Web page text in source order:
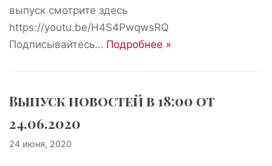
выпуск смотрите здесь
https://youtu.be/H4S4PwqwsRQ
Подписывайтесь… Подробнее »
Выпуск новостей в 18:00 от
24.06.2020
24 июня, 2020